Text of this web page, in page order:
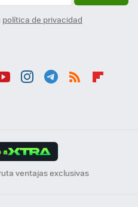
política de privacidad
a
ventajas exclusivas